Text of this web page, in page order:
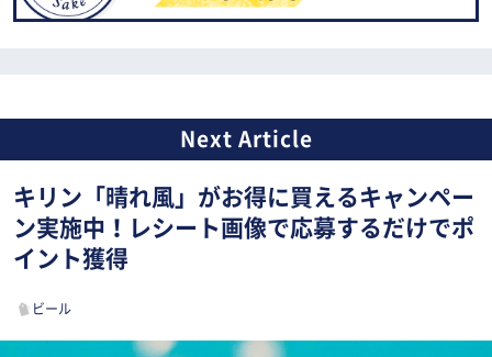
キリン「晴れ風」がお得に買えるキャンペー
ン実施中！レシート画像で応募するだけでポ
イント獲得
ビール